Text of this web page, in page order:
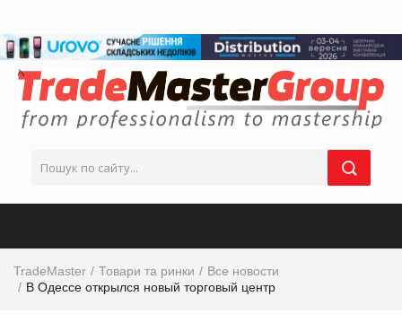
TradeMaster Товари та ринки
Все новости
В Одессе открылся новый торговый центр